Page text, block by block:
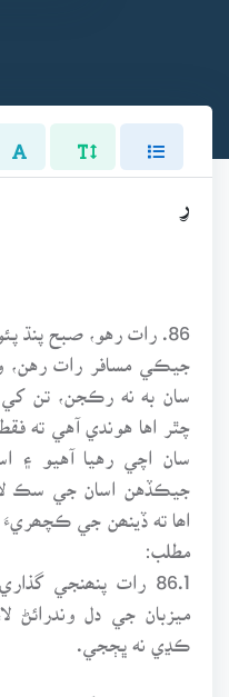
ر
جيڪي مسافر رات
سان به نه رڪجن، تن
چٿر اها هوندي آهي ته
سان اچي رهيا آهيو ۽
جيڪڏهن اسان جي سڪ
اھا ته ڏينھن جي ڪچھريءَ
مطلب:
86.1 رات پنھنجي
ميزبان جي دل